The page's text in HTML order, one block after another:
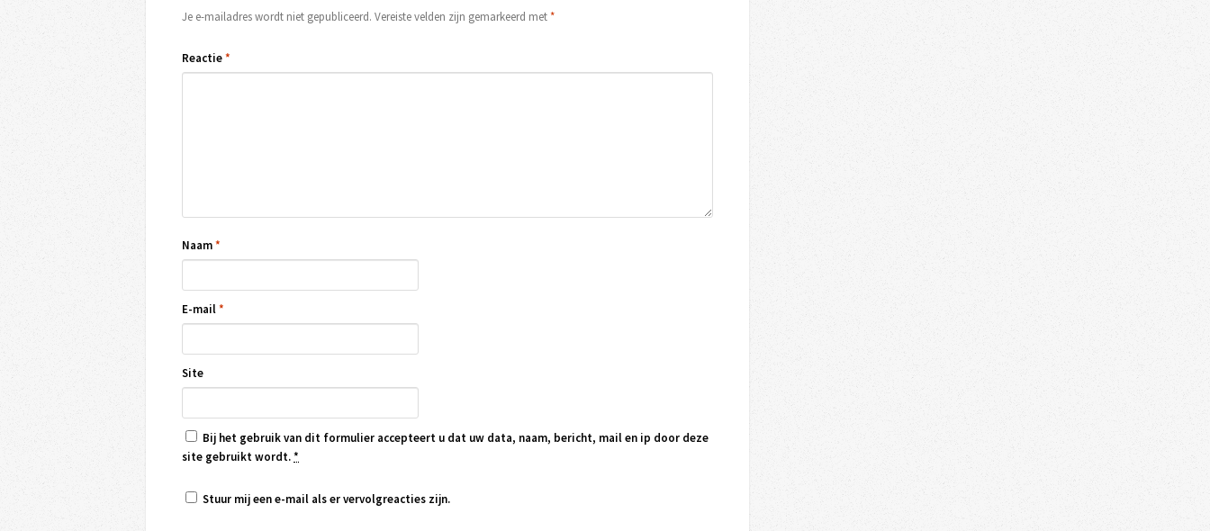
Je e-mailadres wordt niet gepubliceerd. Vereiste velden zijn gemarkeerd met*
Reactie*
Naam*
E-mail*
Site
Bij het gebruik van dit formulier accepteert u dat uw data, naam, bericht, mail en ip door deze
site gebruikt wordt.*
Stuur mij een e-mail als er vervolgreacties zijn.